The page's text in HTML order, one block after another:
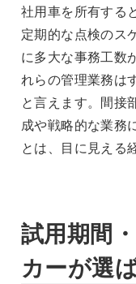
社用車を所有する
定期的な点検のス
に多大な事務工数
れらの管理業務は
と言えます。間接
成や戦略的な業務
とは、目に見える
試用期間
カーが選